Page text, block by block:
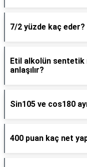
7/2 yüzde kaç eder?
Etil alkolün sentetik
anlaşılır?
Sin105 ve cos180
400 puan kaç net